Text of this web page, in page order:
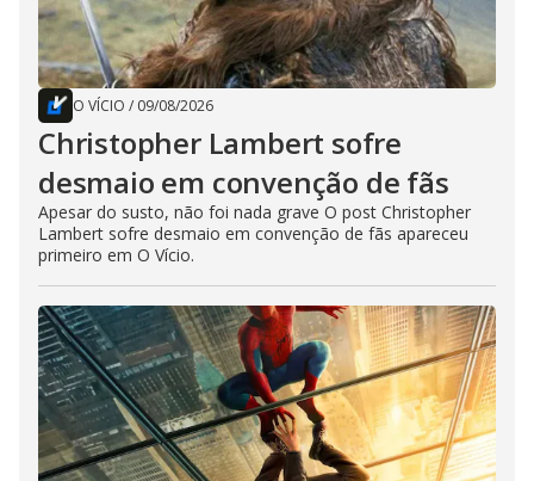
O VÍCIO / 09/08/2026
Christopher Lambert sofre
desmaio em convenção de fãs
Apesar do susto, não foi nada grave O post Christopher
Lambert sofre desmaio em convenção de fãs apareceu
primeiro em O Vício.